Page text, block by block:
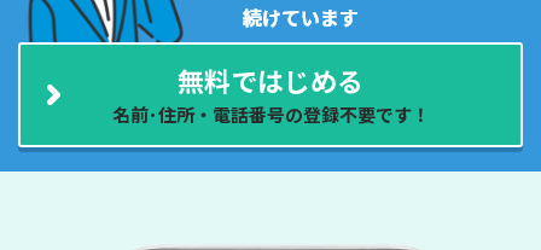
無料ではじめる
名前･住所・電話番号の登録不要です！